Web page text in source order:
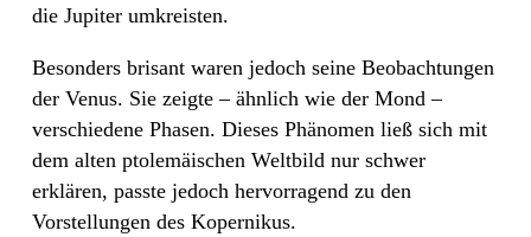
die Jupiter umkreisten.
Besonders brisant waren jedoch seine Beobachtungen
der Venus. Sie zeigte – ähnlich wie der Mond –
verschiedene Phasen. Dieses Phänomen ließ sich mit
dem alten ptolemäischen Weltbild nur schwer
erklären, passte jedoch hervorragend zu den
Vorstellungen des Kopernikus.